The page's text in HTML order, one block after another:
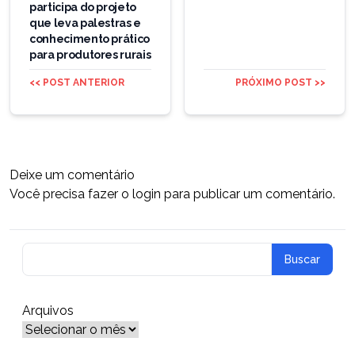
participa do projeto
que leva palestras e
conhecimento prático
para produtores rurais
<< POST ANTERIOR PRÓXIMO POST >>
Deixe um comentário
Você precisa fazer o login para publicar um comentário.
Arquivos
Arquivos